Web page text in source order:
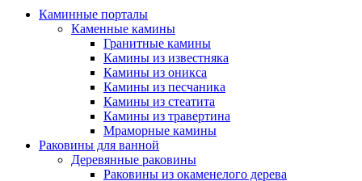
Каминные порталы
Каменные камины
Гранитные камины
Камины из известняка
Камины из оникса
Камины из песчаника
Камины из стеатита
Камины из травертина
Мраморные камины
Раковины для ванной
Деревянные раковины
Раковины из окаменелого дерева